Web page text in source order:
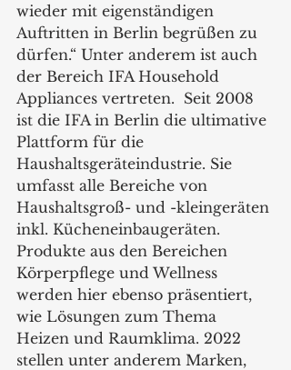
wieder mit eigenständigen
Auftritten in Berlin begrüßen zu
dürfen.“ Unter anderem ist auch
der Bereich IFA Household
Appliances vertreten.  Seit 2008
ist die IFA in Berlin die ultimative
Plattform für die
Haushaltsgeräteindustrie. Sie
umfasst alle Bereiche von
Haushaltsgroß- und -kleingeräten
inkl. Kücheneinbaugeräten.
Produkte aus den Bereichen
Körperpflege und Wellness
werden hier ebenso präsentiert,
wie Lösungen zum Thema
Heizen und Raumklima. 2022
stellen unter anderem Marken,